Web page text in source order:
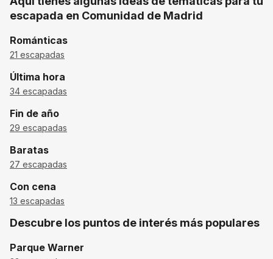
escapada en Comunidad de Madrid
Románticas
21 escapadas
Última hora
34 escapadas
Fin de año
29 escapadas
baratas
27 escapadas
Con cena
13 escapadas
Descubre los puntos de interés más populares
Parque Warner